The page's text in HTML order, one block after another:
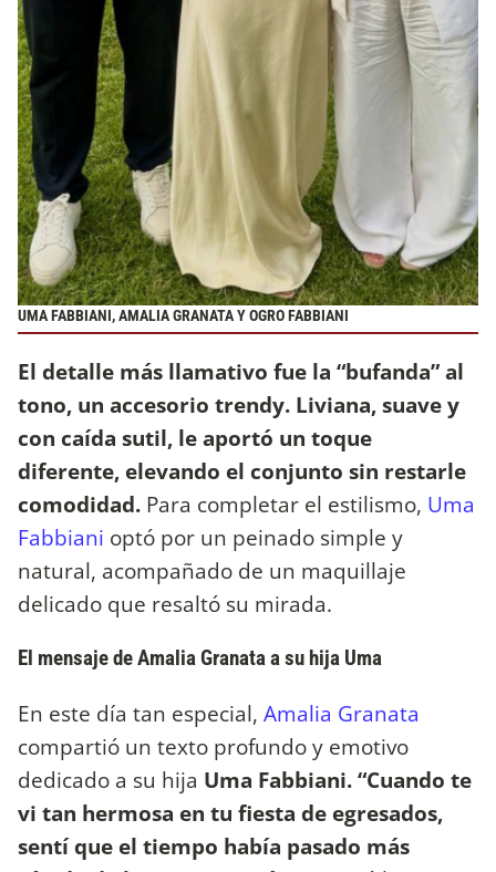
UMA FABBIANI, AMALIA GRANATA Y OGRO FABBIANI
El detalle más llamativo fue la “bufanda” al
tono, un accesorio trendy. Liviana, suave y
con caída sutil, le aportó un toque
diferente, elevando el conjunto sin restarle
comodidad. Para completar el estilismo, Uma
Fabbiani optó por un peinado simple y
natural, acompañado de un maquillaje
delicado que resaltó su mirada.
El mensaje de Amalia Granata a su hija Uma
En este día tan especial, Amalia Granata
compartió un texto profundo y emotivo
dedicado a su hija Uma Fabbiani. “Cuando te
vi tan hermosa en tu fiesta de egresados,
sentí que el tiempo había pasado más